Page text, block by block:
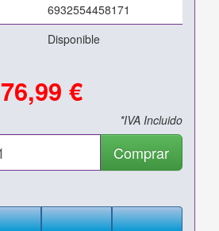
6932554458171
Disponible
76,99 €
*IVA Incluido
Comprar